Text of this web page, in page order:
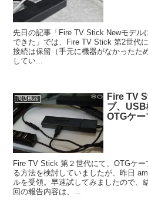
先日の記事「Fire TV Stick Newモデル
できた」では、Fire TV Stick 第2世代
接続は保留（手元に機器がなかったた
してい...
周辺機器
Fire TV
ブ、USB
OTGケ
Fire TV Stick 第２世代にて、OTGケ
る方法を検討していましたが、昨日
ルを受領。早速試してみましたので、
回の報告内容は、...